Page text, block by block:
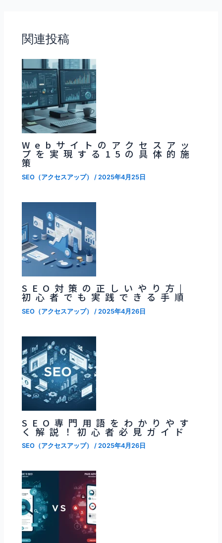
関連投稿
Webサイトのアクセスアッ
プを実現する15の具体的施
策
SEO（アクセスアップ） /2025年4月25日
SEO対策の正しいやり方|
初心者でも実践できる手順
SEO（アクセスアップ） /2025年4月26日
SEO専門用語をわかりやす
く解説！初心者必見ガイド
SEO（アクセスアップ） /2025年4月26日